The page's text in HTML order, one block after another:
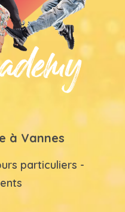
à Vannes
particuliers -